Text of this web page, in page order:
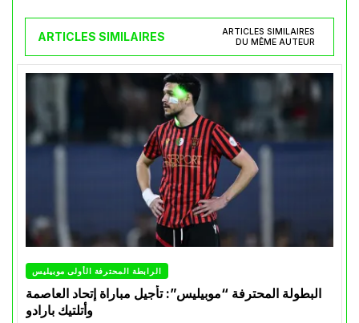
ARTICLES SIMILAIRES
ARTICLES SIMILAIRES
DU MÊME AUTEUR
الرابطة المحترفة الأولى موبيليس
البطولة المحترفة “موبيليس”: تأجيل مباراة إتحاد العاصمة
وأتلتيك بارادو